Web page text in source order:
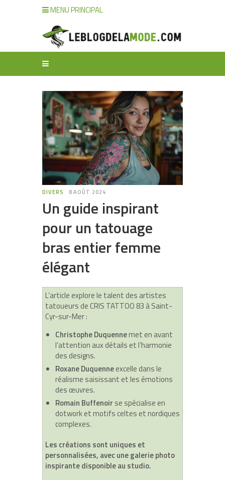
MENU PRINCIPAL
DIVERS 8 AOÛT 2024
Un guide inspirant
pour un tatouage
bras entier femme
élégant
L’article explore le talent des artistes
tatoueurs de CRIS TATTOO 83 à Saint-
Cyr-sur-Mer :
Christophe Duquennemet en avant
l’attention aux détails et l’harmonie
des designs.
Roxane Duquenneexcelle dans le
réalisme saisissant et les émotions
des œuvres.
Romain Buffenoir se spécialise en
dotwork et motifs celtes et nordiques
complexes.
Les créations sont uniques et
personnalisées, avec une galerie photo
inspirante disponible au studio.